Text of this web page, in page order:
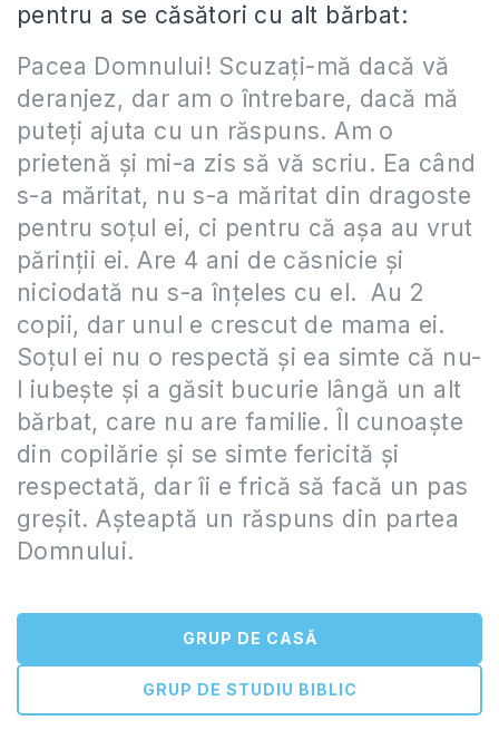
pentru a se căsători cu alt bărbat:
Pacea Domnului! Scuzați-mă dacă vă
deranjez, dar am o întrebare, dacă mă
puteți ajuta cu un răspuns. Am o
prietenă și mi-a zis să vă scriu. Ea când
s-a măritat, nu s-a măritat din dragoste
pentru soțul ei, ci pentru că așa au vrut
părinții ei. Are 4 ani de căsnicie și
niciodată nu s-a înțeles cu el. Au 2
copii, dar unul e crescut de mama ei.
Soțul ei nu o respectă și ea simte că nu-
l iubește și a găsit bucurie lângă un alt
bărbat, care nu are familie. Îl cunoaște
din copilărie și se simte fericită și
respectată, dar îi e frică să facă un pas
greșit. Așteaptă un răspuns din partea
Domnului.
GRUP DE CASĂ
GRUP DE STUDIU BIBLIC